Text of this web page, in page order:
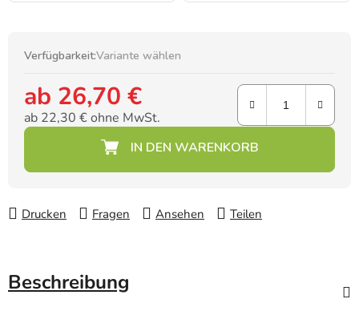
Verfügbarkeit:Variante wählen
ab 26,70 €
ab 22,30 €ohne MwSt.
Drucken Fragen Ansehen Teilen
Beschreibung